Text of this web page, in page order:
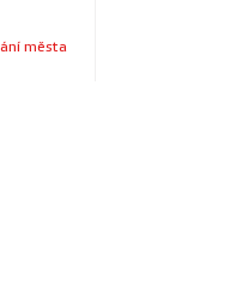
města